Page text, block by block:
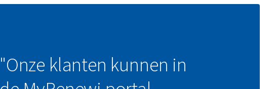
"Onze klanten kunnen in